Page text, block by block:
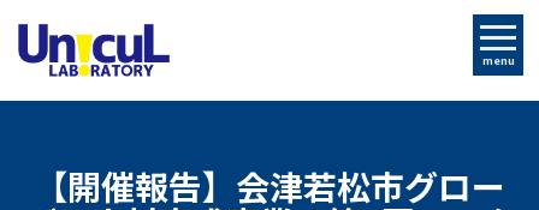
menu
【開催報告】会津若松市グロー